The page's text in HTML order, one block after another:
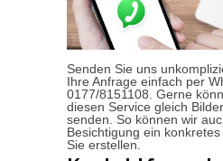
Senden Sie uns
Ihre Anfrage einfach per
0177/8151108. Gerne
diesen Service gleich
senden. So können wir
Besichtigung ein
Sie erstellen.